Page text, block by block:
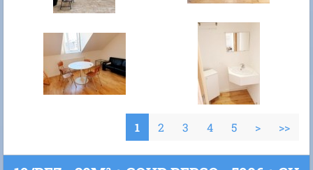
1 2 3 4 5 > >>